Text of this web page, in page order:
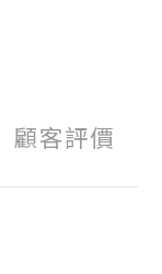
顧客評價